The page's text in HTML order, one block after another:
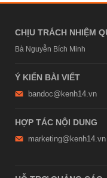
CHỊU TRÁCH NHIỆM
Bà Nguyễn Bích Minh
Ý KIẾN BÀI VIẾT
bandoc@kenh14.vn
HỢP TÁC NỘI DUNG
marketing@kenh14.vn